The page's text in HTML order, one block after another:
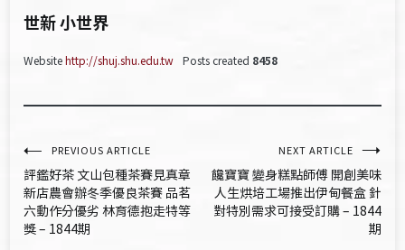
世新 小世界
Websitehttp://shuj.shu.edu.tw Posts created 8458
文
章
導
PREVIOUS ARTICLE
評鑑好茶 文山包種茶賽見真章
新店農會辦冬季優良茶賽 品茗
六動作分優劣 林育德抱走特等
獎 – 1844期
NEXT ARTICLE
饞寶寶 變身糕點師傅 開創美味
人生烘培工場推出伊甸餐盒 針
對特別需求可接受訂購 – 1844
期